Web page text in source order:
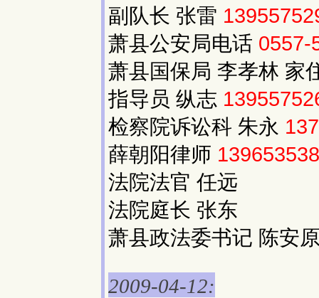
副队长 张雷
萧县公安局电话 0557-
萧县国保局 李孝林 家
指导员 纵志
检察院诉讼科 朱永
薛朝阳律师
法院法官 任远
法院庭长 张东
萧县政法委书记 陈
2009-04-12: